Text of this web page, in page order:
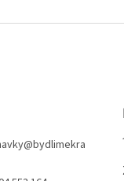
@bydlimekra